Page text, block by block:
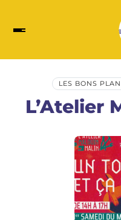
LES BONS
L’Atelier